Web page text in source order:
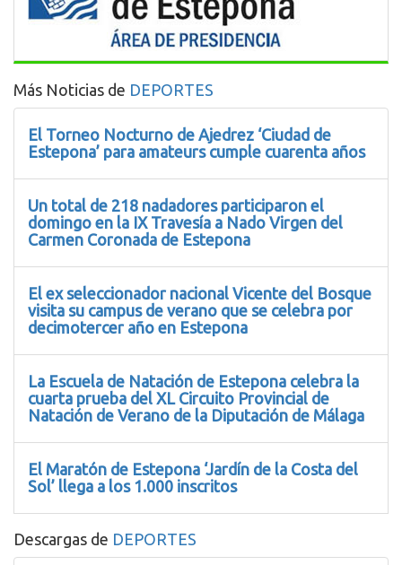
Más Noticias de DEPORTES
El Torneo Nocturno de Ajedrez ‘Ciudad de
Estepona’ para amateurs cumple cuarenta años
Un total de 218 nadadores participaron el
domingo en la IX Travesía a Nado Virgen del
Carmen Coronada de Estepona
El ex seleccionador nacional Vicente del Bosque
visita su campus de verano que se celebra por
decimotercer año en Estepona
La Escuela de Natación de Estepona celebra la
cuarta prueba del XL Circuito Provincial de
Natación de Verano de la Diputación de Málaga
El Maratón de Estepona ‘Jardín de la Costa del
Sol’ llega a los 1.000 inscritos
Descargas de DEPORTES